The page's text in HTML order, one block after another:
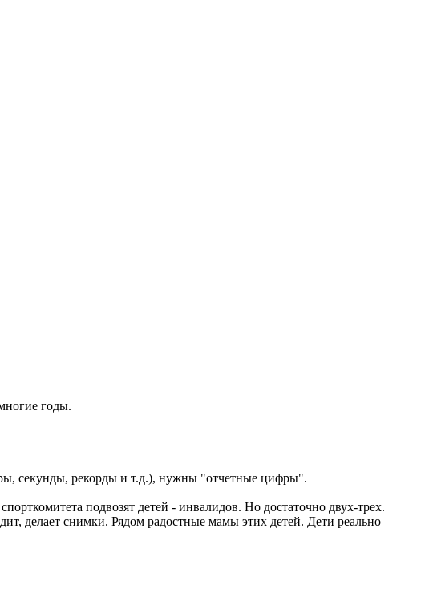
годы.
секунды, рекорды и т.д.), нужны "отчетные цифры".
подвозят детей - инвалидов. Но достаточно двух-трех.
делает снимки. Рядом радостные мамы этих детей. Дети реально